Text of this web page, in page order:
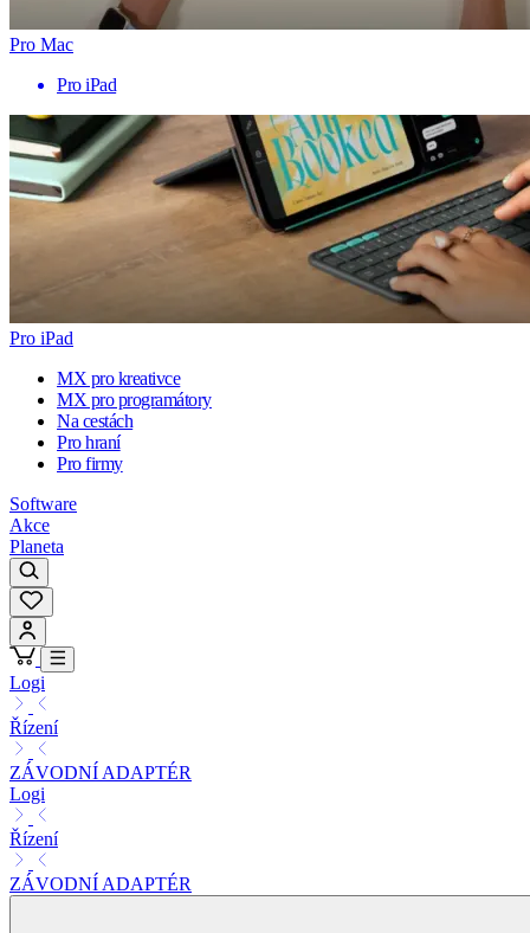
Pro Mac
Pro iPad
Pro iPad
MX pro kreativce
MX pro programátory
Na cestách
Pro hraní
Pro firmy
Software
Akce
Planeta
Logi
Řízení
ZÁVODNÍ ADAPTÉR
Logi
Řízení
ZÁVODNÍ ADAPTÉR